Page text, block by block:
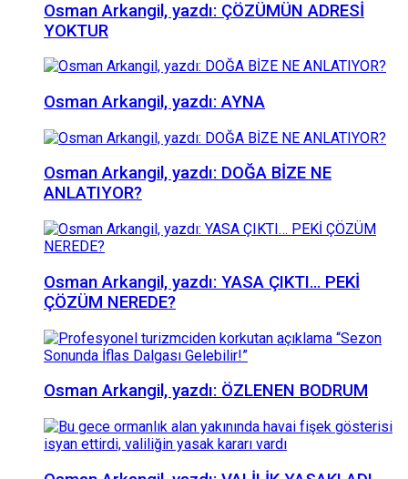
Osman Arkangil, yazdı: ÇÖZÜMÜN ADRESİ
YOKTUR
Osman Arkangil, yazdı: AYNA
Osman Arkangil, yazdı: DOĞA BİZE NE
ANLATIYOR?
Osman Arkangil, yazdı: YASA ÇIKTI… PEKİ
ÇÖZÜM NEREDE?
Osman Arkangil, yazdı: ÖZLENEN BODRUM